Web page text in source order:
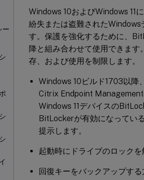
ー
Windows 10およびWindows 11
紛失または盗難された
す。保護を強化するために、
降と組み合わせて使用できま
存、および使用を制限します。
Windows 10ビルド1703以降
Citrix Endpoint
Windows 11デバイスの
BitLockerが有効になってい
提示します。
起動時にドライブのロック
回復キーをバックアップする